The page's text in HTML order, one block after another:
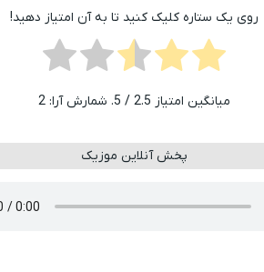
روی یک ستاره کلیک کنید تا به آن امتیاز دهید!
میانگین امتیاز 2.5/ 5. شمارش آرا: 2
پخش آنلاین موزیک